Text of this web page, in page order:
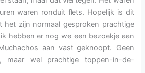
waren ronduit flets. Hopelijk is dit
het zijn normaal gesproken prachtige
hebben er nog wel een bezoekje aan
aan vast geknoopt. Geen
maar wel prachtige toppen-in-de-